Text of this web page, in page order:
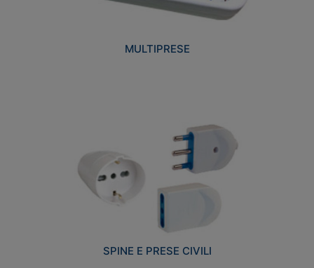
MULTIPRESE
SPINE E PRESE CIVILI